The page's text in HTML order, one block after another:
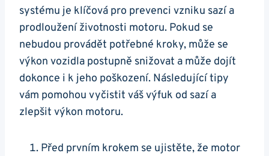
systému je klíčová pro prevenci vzniku sazí ⁣a⁢
prodloužení životnosti motoru.‍ Pokud se
nebudou provádět potřebné kroky, může ‌se
výkon vozidla postupně snižovat⁣ a může ‍dojít
dokonce i ⁣k ⁤jeho ⁣poškození. Následující tipy
vám ⁤pomohou vyčistit‌ váš výfuk od sazí a
zlepšit výkon‌ motoru.
Před prvním ‌krokem⁢ se ujistěte, že motor